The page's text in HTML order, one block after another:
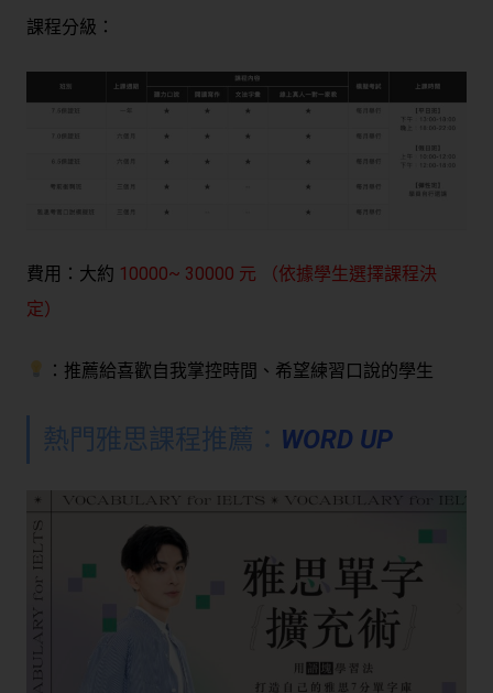
課程分級：
費用： 大約 10000~ 30000 元 （依據學生選擇課程決
定）
：推薦給喜歡自我掌控時間、希望練習口說的學生
熱門雅思課程推薦： WORD UP